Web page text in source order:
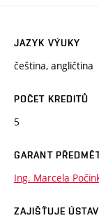
JAZYK VÝUKY
čeština, angličtina
POČET KREDITŮ
5
GARANT
Ing. Marcela
ZAJIŠŤUJE ÚSTAV